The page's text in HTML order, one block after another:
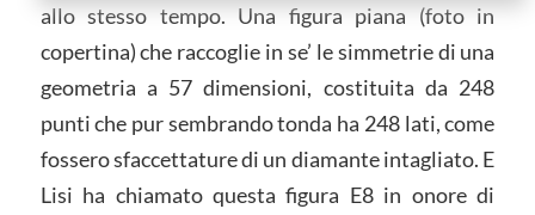
allo stesso tempo. Una figura piana (foto in
copertina) che raccoglie in se’ le simmetrie di una
geometria a 57 dimensioni, costituita da 248
punti che pur sembrando tonda ha 248 lati, come
fossero sfaccettature di un diamante intagliato. E
Lisi ha chiamato questa figura E8 in onore di